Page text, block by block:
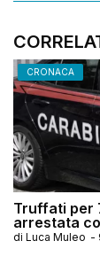
CRONACA
Truffati per
arrestata
di Luca Muleo -